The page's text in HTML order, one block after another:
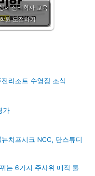
제 심리학사 교육
원 도전하기
리조트 수영장 조식
가
치프시크 NCC, 단스튜디
는 6가지 주사위 매직 툴